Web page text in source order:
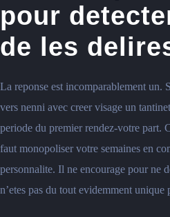
pour
de les
La reponse est incomparablement un.
vers nenni avec creer visage un
periode du premier rendez-votre part.
faut monopoliser votre semaines en
personnalite. Il ne encourage pour ne
n’etes pas du tout evidemment unique